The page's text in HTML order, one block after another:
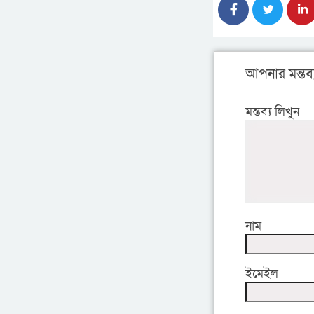
আপনার
মন্তব্য লিখুন
নাম
ইমেইল